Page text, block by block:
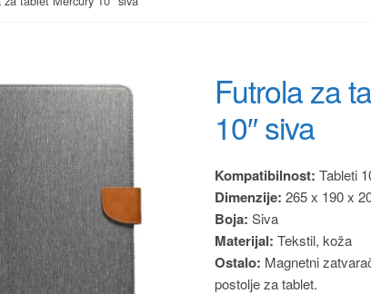
Futrola za
10″ siva
Kompatibilnost: Tableti
Dimenzije: 265 x 190 x
Boja: Siva
Materijal: Tekstil, koža
Ostalo: Magnetni
postolje za tablet.